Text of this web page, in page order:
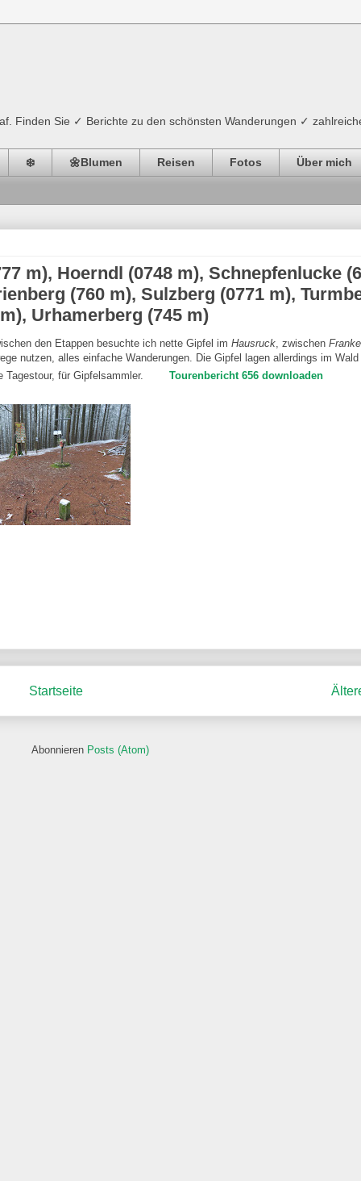
Finden Sie ✓ Berichte zu den schönsten Wanderungen ✓
❄️ 🌼Blumen Reisen Fotos Über mich
m), Hoerndl (0748 m), Schnepfenlucke
(760 m), Sulzberg (0771 m),
Urhamerberg (745 m)
den Etappen besuchte ich nette Gipfel im Hausruck , zwischen
nutzen, alles einfache Wanderungen. Die Gipfel lagen allerdings im Wald
für Gipfelsammler.
Tourenbericht 656 downloaden
Startseite
Abonnieren Posts (Atom)